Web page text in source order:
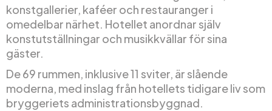
konstgallerier, kaféer och restauranger i
omedelbar närhet. Hotellet anordnar själv
konstutställningar och musikkvällar för sina
gäster.
De 69 rummen, inklusive 11 sviter, är slående
moderna, med inslag från hotellets tidigare liv som
bryggeriets administrationsbyggnad.